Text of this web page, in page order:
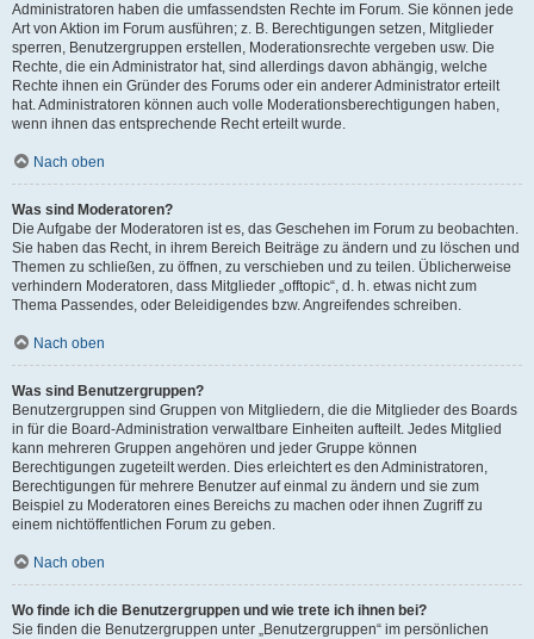
Administratoren haben die umfassendsten Rechte im Forum. Sie können jede
Art von Aktion im Forum ausführen; z. B. Berechtigungen setzen, Mitglieder
sperren, Benutzergruppen erstellen, Moderationsrechte vergeben usw. Die
Rechte, die ein Administrator hat, sind allerdings davon abhängig, welche
Rechte ihnen ein Gründer des Forums oder ein anderer Administrator erteilt
hat. Administratoren können auch volle Moderationsberechtigungen haben,
wenn ihnen das entsprechende Recht erteilt wurde.
Nach oben
Was sind Moderatoren?
Die Aufgabe der Moderatoren ist es, das Geschehen im Forum zu beobachten.
Sie haben das Recht, in ihrem Bereich Beiträge zu ändern und zu löschen und
Themen zu schließen, zu öffnen, zu verschieben und zu teilen. Üblicherweise
verhindern Moderatoren, dass Mitglieder „offtopic“, d. h. etwas nicht zum
Thema Passendes, oder Beleidigendes bzw. Angreifendes schreiben.
Nach oben
Was sind Benutzergruppen?
Benutzergruppen sind Gruppen von Mitgliedern, die die Mitglieder des Boards
in für die Board-Administration verwaltbare Einheiten aufteilt. Jedes Mitglied
kann mehreren Gruppen angehören und jeder Gruppe können
Berechtigungen zugeteilt werden. Dies erleichtert es den Administratoren,
Berechtigungen für mehrere Benutzer auf einmal zu ändern und sie zum
Beispiel zu Moderatoren eines Bereichs zu machen oder ihnen Zugriff zu
einem nichtöffentlichen Forum zu geben.
Nach oben
Wo finde ich die Benutzergruppen und wie trete ich ihnen bei?
Sie finden die Benutzergruppen unter „Benutzergruppen“ im persönlichen